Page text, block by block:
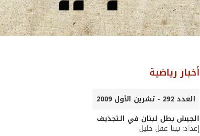
أخبار رياضية
العدد 292 - تشرين الأول 2009
الجيش بطل لبنان في التجذيف
إعداد: نينا عقل خليل